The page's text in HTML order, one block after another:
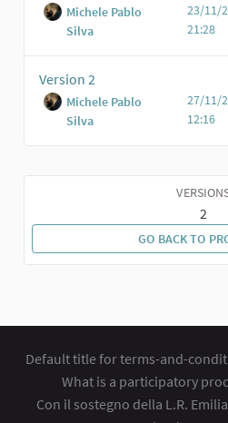
Michele Pablo
Silva
23/11/
21:28
Version 2
Michele Pablo
Silva
27/11/
12:16
2
GO BACK TO
Default title for terms-and-
What is a participatory
Con il sostegno della L.R.